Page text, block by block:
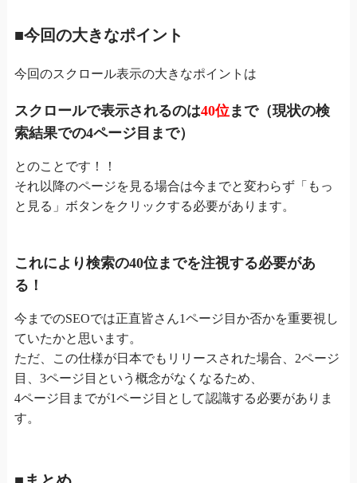
■今回の大きなポイント
今回のスクロール表示の大きなポイントは
スクロールで表示されるのは40位まで（現状の検
索結果での4ページ目まで）
とのことです！！
それ以降のページを見る場合は今までと変わらず「もっ
と見る」ボタンをクリックする必要があります。
これにより検索の40位までを注視する必要があ
る！
今までのSEOでは正直皆さん1ページ目か否かを重要視し
ていたかと思います。
ただ、この仕様が日本でもリリースされた場合、2ページ
目、3ページ目という概念がなくなるため、
4ページ目までが1ページ目として認識する必要がありま
す。